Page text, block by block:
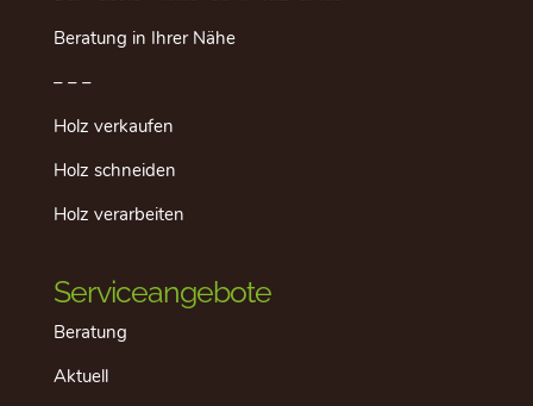
Beratung in Ihrer Nähe
– – –
Holz verkaufen
Holz schneiden
Holz verarbeiten
Serviceangebote
Beratung
Aktuell